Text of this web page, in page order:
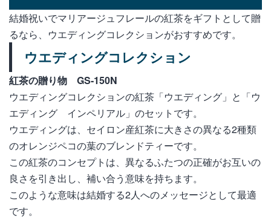
結婚祝いでマリアージュフレールの紅茶をギフトとして贈
るなら、ウエディングコレクションがおすすめです。
ウエディングコレクション
紅茶の贈り物 GS-150N
ウエディングコレクションの紅茶「ウエディング」と「ウ
エディング インペリアル」のセットです。
ウエディングは、セイロン産紅茶に大きさの異なる2種類
のオレンジペコの葉のブレンドティーです。
この紅茶のコンセプトは、異なるふたつの正確がお互いの
良さを引き出し、補い合う意味を持ちます。
このような意味は結婚する2人へのメッセージとして最適
です。